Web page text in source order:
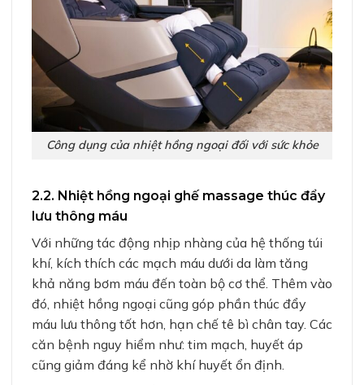
Công dụng của nhiệt hồng ngoại đối với sức khỏe
2.2. Nhiệt hồng ngoại ghế massage thúc đẩy
lưu thông máu
Với những tác động nhịp nhàng của hệ thống túi
khí, kích thích các mạch máu dưới da làm tăng
khả năng bơm máu đến toàn bộ cơ thể. Thêm vào
đó, nhiệt hồng ngoại cũng góp phần thúc đẩy
máu lưu thông tốt hơn, hạn chế tê bì chân tay. Các
căn bệnh nguy hiểm như: tim mạch, huyết áp
cũng giảm đáng kể nhờ khí huyết ổn định.